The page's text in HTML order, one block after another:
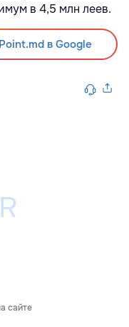
в 4,5 млн леев.
в Google
сайте